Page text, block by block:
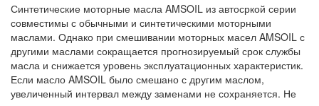
Синтетические моторные масла AMSOIL из автосркой серии
совместимы с обычными и синтетическими моторными
маслами. Однако при смешивании моторных масел AMSOIL с
другими маслами сокращается прогнозируемый срок службы
масла и снижается уровень эксплуатационных характеристик.
Если масло AMSOIL было смешано с другим маслом,
увеличенный интервал между заменами не сохраняется. Не